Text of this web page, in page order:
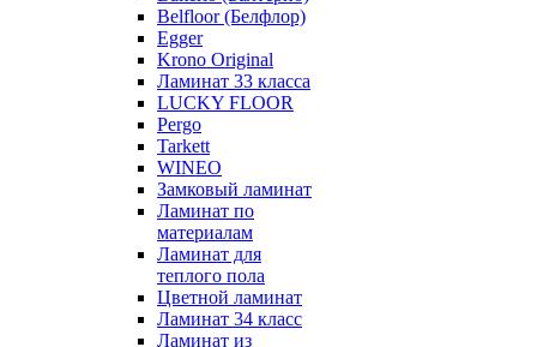
Belfloor (Белфлор)
Egger
Krono Original
Ламинат 33 класса
LUCKY FLOOR
Pergo
Tarkett
WINEO
Замковый ламинат
Ламинат по
материалам
Ламинат для
теплого пола
Цветной ламинат
Ламинат 34 класс
Ламинат из